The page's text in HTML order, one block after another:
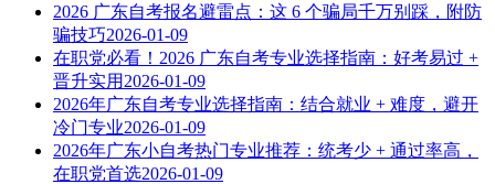
2026 广东自考报名避雷点：这 6 个骗局千万别踩，附防
骗技巧2026-01-09
在职党必看！2026 广东自考专业选择指南：好考易过 +
晋升实用 2026-01-09
2026年广东自考专业选择指南：结合就业 + 难度，避开
冷门专业2026-01-09
2026年广东小自考热门专业推荐：统考少 + 通过率高，
在职党首选2026-01-09